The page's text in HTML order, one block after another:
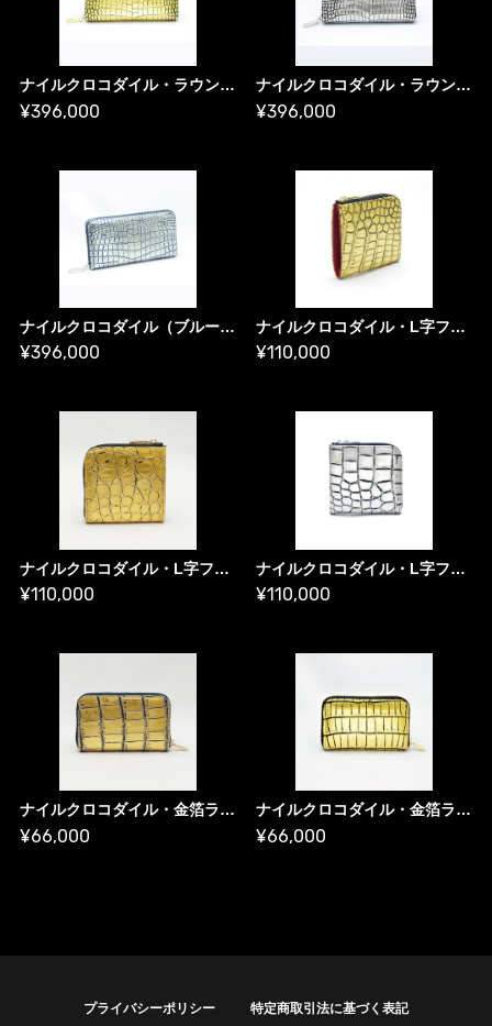
ナイルクロコダイル・ラウンドファスナー長財布 金箔・スタンダード版／ ゴールド財布
¥396,000
ナイルクロコダイル・ラウンドファスナー長財布 プラチナ箔・スタンダード版／ プラチナ財布
¥396,000
ナイルクロコダイル（ブルー）ラウンドファスナー長財布 プラチナ箔・スタンダード版／ プラチナ財布
¥396,000
ナイルクロコダイル・L字ファスナー ハーフウォレット 金箔【A】
¥110,000
ナイルクロコダイル・L字ファスナー ハーフウォレット 金箔【B】
¥110,000
ナイルクロコダイル・L字ファスナー ハーフウォレット プラチナ箔
¥110,000
ナイルクロコダイル・金箔ラウンドミニウォレット【B】
¥66,000
ナイルクロコダイル・金箔ラウンドミニウォレット【A】
¥66,000
プライバシーポリシー 特定商取引法に基づく表記